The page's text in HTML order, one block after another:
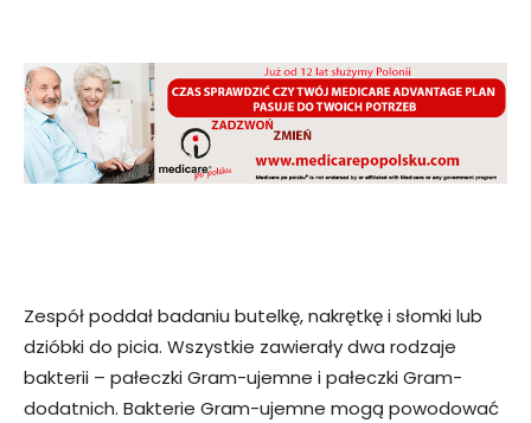
Zespół poddał badaniu butelkę, nakrętkę i słomki lub
dzióbki do picia. Wszystkie zawierały dwa rodzaje
bakterii – pałeczki Gram-ujemne i pałeczki Gram-
dodatnich. Bakterie Gram-ujemne mogą powodować